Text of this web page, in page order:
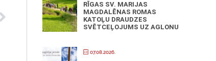
RĪGAS SV. MARIJAS
MAGDALĒNAS ROMAS
KATOĻU DRAUDZES
SVĒTCEĻOJUMS UZ AGLONU
07.08.2026.